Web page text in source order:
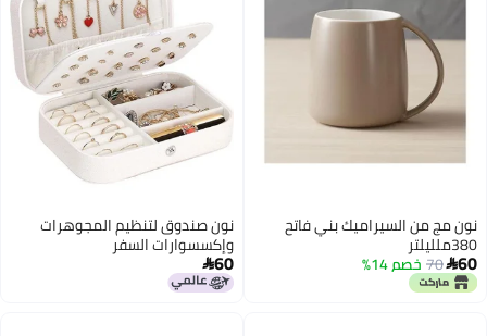
نون مج من السيراميك بني فاتح
380ملليلتر
60
70 خصم 14%
نون صندوق لتنظيم المجوهرات
وإكسسوارات السفر
60